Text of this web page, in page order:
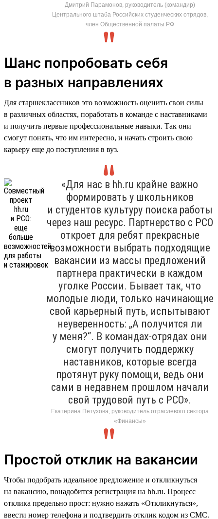
Дмитрий Парамонов, руководитель (командир)
Центрального штаба Российских студенческих отрядов,
член Общественной палаты РФ
Шанс попробовать себя
в разных направлениях
Для старшеклассников это возможность оценить свои силы
в различных областях, поработать в команде с наставниками
и получить первые профессиональные навыки. Так они
смогут понять, что им интересно, и начать строить свою
карьеру еще до поступления в вуз.
«Для нас в hh.ru крайне важно
формировать у школьников
и студентов культуру поиска работы
через наш ресурс. Партнерство с РСО
откроет для ребят прекрасные
возможности выбрать подходящие
вакансии из массы предложений
партнера практически в каждом
уголке России. Бывает так, что
молодые люди, только начинающие
свой карьерный путь, испытывают
неуверенность: „А получится ли
у меня?“. В командах-отрядах они
смогут получить поддержку
наставников, которые всегда
протянут руку помощи, ведь они
сами в недавнем прошлом начали
свой трудовой путь с РСО».
Екатерина Петухова, руководитель отраслевого сектора
«Финансы»
Простой отклик на вакансии
Чтобы подобрать идеальное предложение и откликнуться
на вакансию, понадобится регистрация на hh.ru. Процесс
отклика предельно прост: нужно нажать «Откликнуться»,
ввести номер телефона и подтвердить отклик кодом из СМС.